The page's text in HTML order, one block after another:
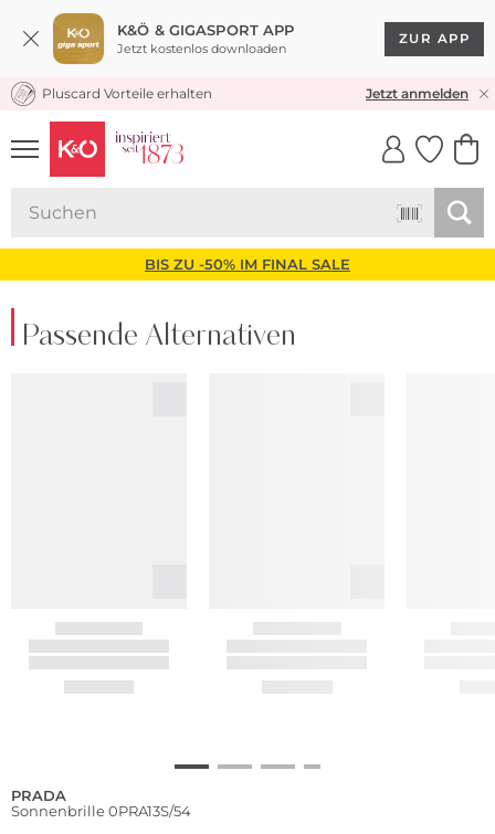
K&Ö & GIGASPORT APP
Jetzt kostenlos downloaden
ZUR APP
KOSTENLOSER VERSAND* & RÜCKVERSAND
Pluscard Vorteile erhalten Jetzt anmelden
UNSERE APP
CLICK &
BIS ZU -50% IM FINAL SALE
Passende Alternativen
PRADA
Sonnenbrille 0PRA13S/54